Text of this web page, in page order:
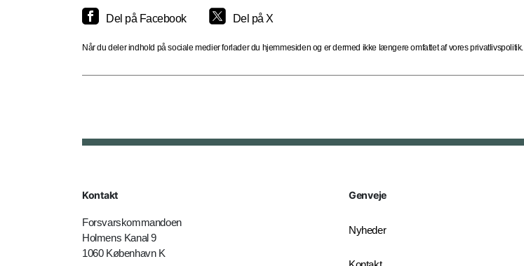
Del på Facebook Del på X
Når du deler indhold på sociale medier forlader du hjemmesiden og er dermed ikke længere omfattet af vores privatlivspolitik.
Kontakt
Forsvarskommandoen
Holmens Kanal 9
1060 København K
Genveje
Nyheder